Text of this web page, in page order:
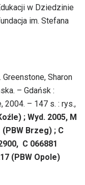
w Dziedzinie
im. Stefana
Sharon
– Gdańsk :
2004. – 147 s. : rys.,
; Wyd. 2005, M
(PBW Brzeg) ; C
C 066881
(PBW Opole)